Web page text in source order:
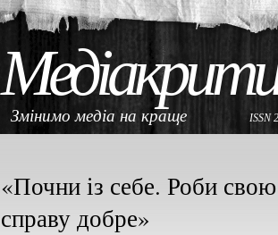
Змінимо медіа на краще ISSN
«Почни із себе. Роби свою
справу добре»